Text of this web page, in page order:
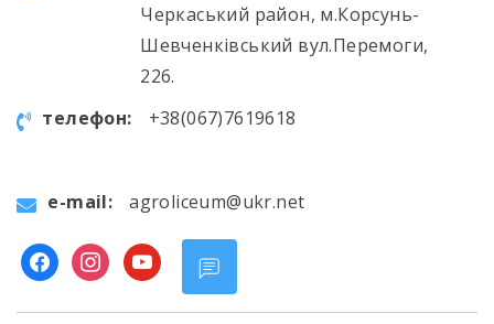
Черкаський район, м.Корсунь-
Шевченківський вул.Перемоги,
226.
телефон:
+38(067)7619618
e-mail: agroliceum@ukr.net
facebookinstagram
youtube